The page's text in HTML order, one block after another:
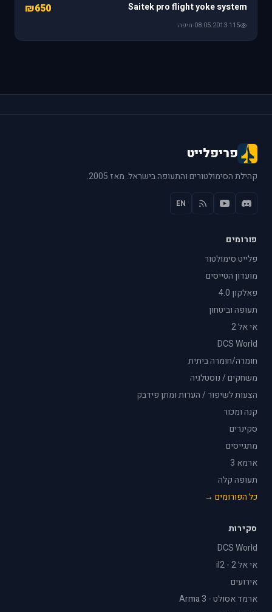
Saitek pro flight yoke system
₪650
115
·
08.05.2013
·חיפה
פריפלייט
קהילת הסימולטורים והתעופה בישראל. מאז 2005.
EN
פורומים
פלייט סימולטור
מועדון הטייסים
פאלקון 4.0
תעופה וביטחון
אי אל 2
DCS World
חומרה/חומרה ביתית
משחקים / נוסטלגיה
הצעות לשיפור / הערות ומתן פידבק
קנה ומכור
סקינרים
מתגייסים
ארמא 3
תעופה קלה
כל הפורומים →
סקירות
DCS World
אי אל 2 - il2
אירועים
ארמד אסולט - Arma 3